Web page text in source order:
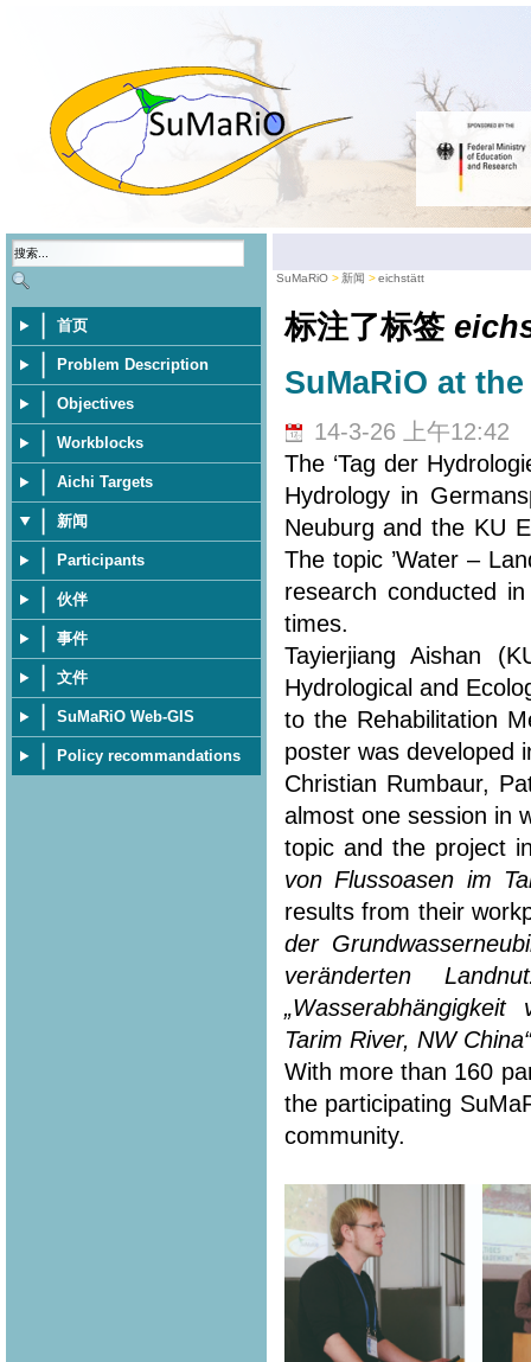
首页
Problem Description
Objectives
Workblocks
Aichi Targets
新闻
Participants
伙伴
事件
文件
SuMaRiO Web-GIS
Policy recommandations
SuMaRiO 新闻 eichstätt
标注了标签
SuMaRiO at
14-3-26 上午12:42
The ‘Tag der
Hydrology in
Neuburg and the KU
The topic ’Water –
research conducted
times.
Tayierjiang Aishan
Hydrological and
to the Rehabilitation
poster was developed
Christian Rumbaur,
almost one session in
topic and the project
von Flussoasen im
results from their
der
veränderten
Tarim River, NW China“
With more than 160
the participating
community.